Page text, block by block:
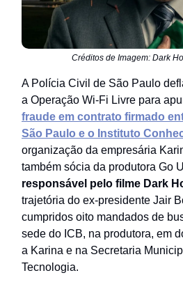
Créditos de Imagem: Dark
A Polícia Civil de São Paulo
a Operação Wi-Fi Livre para
fraude em contrato firmado
São Paulo e o Instituto
organização da empresária
também sócia da produtora Go
responsável pelo filme Dark
trajetória do ex-presidente Jair
cumpridos oito mandados de
sede do ICB, na produtora, em
a Karina e na Secretaria
Tecnologia.